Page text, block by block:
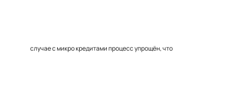
случае с микро кредитами процесс упрощён, что